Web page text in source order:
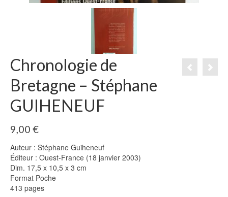
Chronologie de
Bretagne – Stéphane
GUIHENEUF
9,00 €
Auteur : Stéphane Guiheneuf
Éditeur : Ouest-France (18 janvier 2003)
Dim. 17,5 x 10,5 x 3 cm
Format Poche
413 pages